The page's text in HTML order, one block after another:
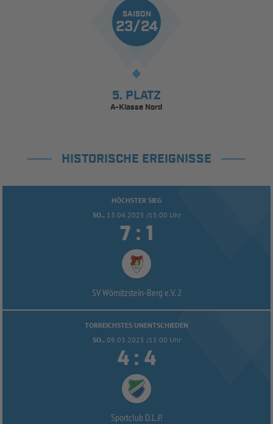
SAISON
23/24
5. PLATZ
A-Klasse Nord
HISTORISCHE EREIGNISSE
HÖCHSTER SIEG
SO.. 13.04.2025 /15:00 Uhr
 : 
SV Wörnitzstein-Berg e.V. 2
TORREICHSTES UNENTSCHIEDEN
SO.. 09.03.2025 /15:00 Uhr
 : 
Sportclub D.L.P.